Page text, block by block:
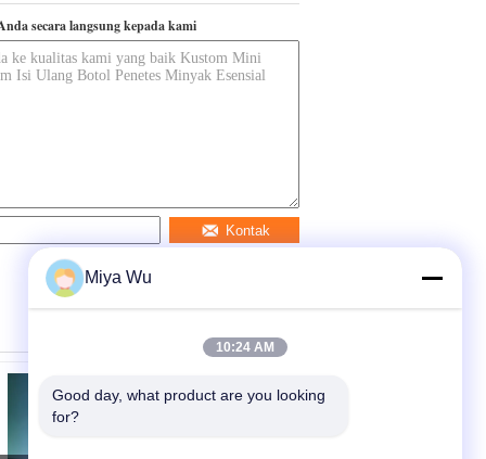
secara langsung kepada kami
Kontak
Miya Wu
10:24 AM
Good day, what product are you looking
for?